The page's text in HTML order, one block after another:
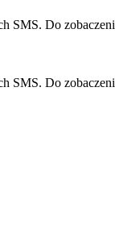
SMS. Do
SMS. Do